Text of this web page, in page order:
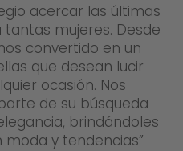
acercar las últimas
mujeres. Desde
convertido en un
que desean lucir
ocasión. Nos
de su búsqueda
brindándoles
y tendencias”